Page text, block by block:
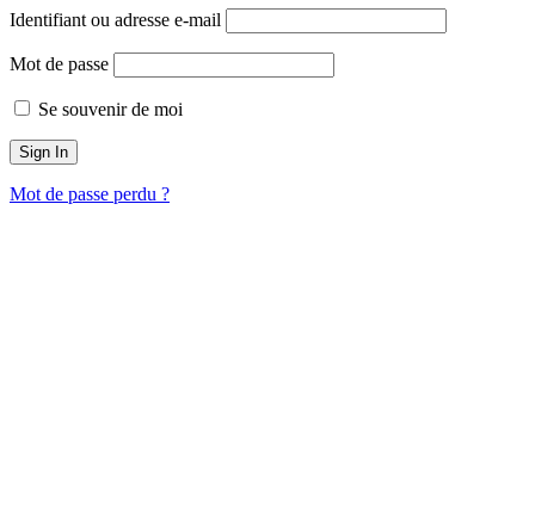
Identifiant ou adresse e-mail
Mot de passe
Se souvenir de moi
Mot de passe perdu ?